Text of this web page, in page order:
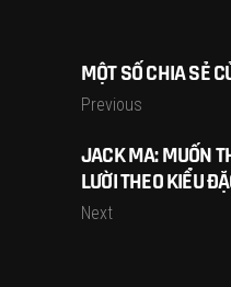
MỘT SỐ CHIA SẺ
Previous
JACK MA: MUỐN
LƯỜI THEO KIỂU
Next